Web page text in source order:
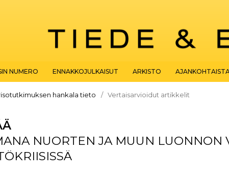
NUMERO ENNAKKOJULKAISUT ARKISTO
hankala tieto / Vertaisarvioidut artikkelit
NUORTEN JA MUUN LUONNON